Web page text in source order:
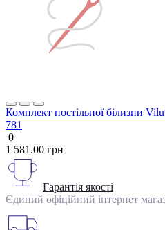
Комплект постільної білизни
781
0
1 581.00 грн
Гарантія якості
Єдиний офіційний інтернет